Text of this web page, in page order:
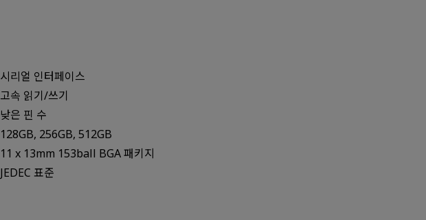
시리얼 인터페이스
고속 읽기/쓰기
낮은 핀 수
128GB, 256GB, 512GB
11 x 13mm 153ball BGA 패키지
JEDEC 표준